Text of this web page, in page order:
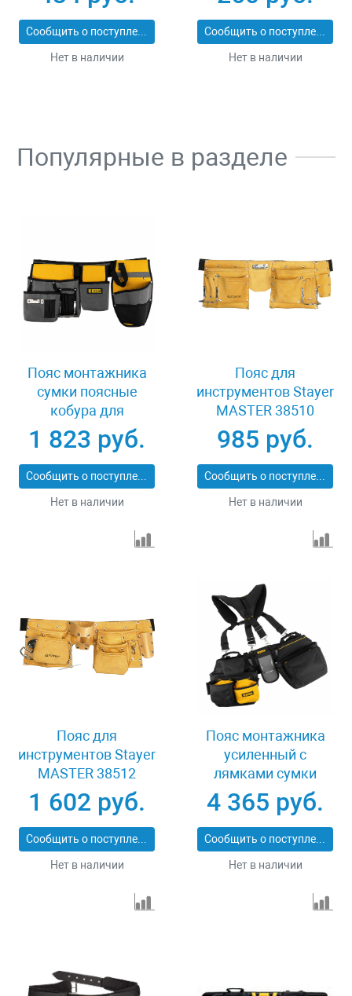
25_z02
Сообщить о поступлении
Нет в наличии
Сообщить о поступлении
Нет в наличии
Популярные в разделе
Пояс монтажника
сумки поясные
кобура для
шуруповерта Denzel
90291
1 823 руб.
Сообщить о поступлении
Нет в наличии
Пояс для
инструментов Stayer
MASTER 38510
985 руб.
Сообщить о поступлении
Нет в наличии
Пояс для
инструментов Stayer
MASTER 38512
1 602 руб.
Сообщить о поступлении
Нет в наличии
Пояс монтажника
усиленный с
лямками сумки
поясные держатель
для молотка Denzel
90290
4 365 руб.
Сообщить о поступлении
Нет в наличии